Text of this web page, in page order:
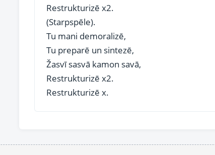
Restrukturizē x2.
(Starpspēle).
Tu mani demoralizē,
Tu preparē un sintezē,
Žasvī sasvā kamon savā,
Restrukturizē x2.
Restrukturizē x.